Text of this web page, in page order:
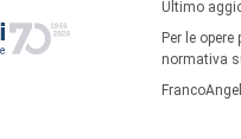
Ultimo
Per le
normativa